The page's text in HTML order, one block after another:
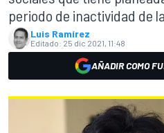
periodo de inactividad de
Luis Ramírez
Editado: 25 dic 2021, 11:48
AÑADIR COMO